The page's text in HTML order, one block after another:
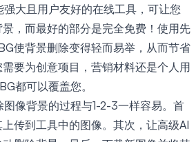
大且用户友好的在线工具，可让您
，而最好的部分是完全免费！使用先
使背景删除变得轻而易举，从而节省
要为创意项目，营销材料还是个人用
都可以覆盖您。
像背景的过程与1-2-3一样容易。首
传到工具中的图像。其次，让高级AI